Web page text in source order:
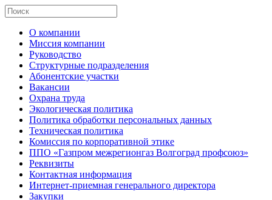
О компании
Миссия компании
Руководство
Структурные подразделения
Абонентские участки
Вакансии
Охрана труда
Экологическая политика
Политика обработки персональных данных
Техническая политика
Комиссия по корпоративной этике
ППО «Газпром межрегионгаз Волгоград профсоюз»
Реквизиты
Контактная информация
Интернет-приемная генерального директора
Закупки